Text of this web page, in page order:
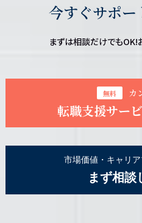
今すぐサポ
まずは相談だけでもOK!
無料 カ
転職支援サー
市場価値・キャリ
まず相談